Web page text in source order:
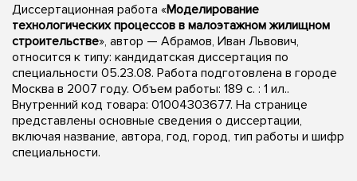
Диссертационная работа «Моделирование
технологических процессов в малоэтажном жилищном
строительстве», автор — Абрамов, Иван Львович,
относится к типу: кандидатская диссертация по
специальности 05.23.08. Работа подготовлена в городе
Москва в 2007 году. Объем работы: 189 с. : 1 ил..
Внутренний код товара: 01004303677. На странице
представлены основные сведения о диссертации,
включая название, автора, год, город, тип работы и шифр
специальности.